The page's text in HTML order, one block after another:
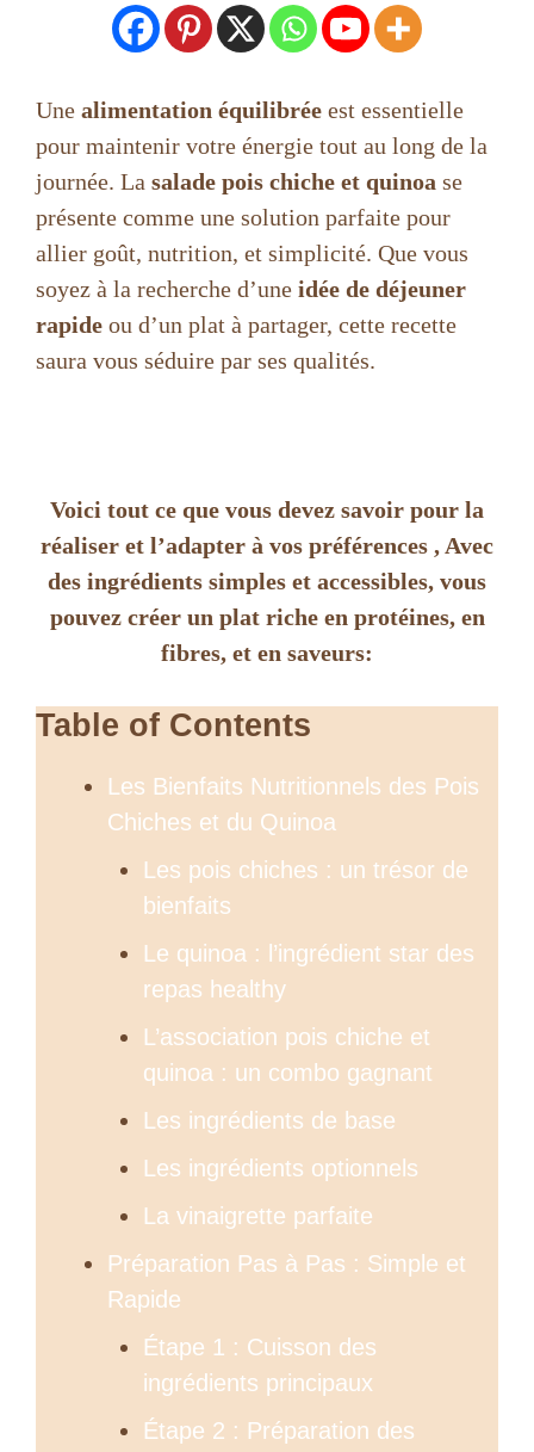
Une alimentation équilibrée est essentielle
pour maintenir votre énergie tout au long de la
journée. La salade pois chiche et quinoa se
présente comme une solution parfaite pour
allier goût, nutrition, et simplicité. Que vous
soyez à la recherche d’une idée de déjeuner
rapide ou d’un plat à partager, cette recette
saura vous séduire par ses qualités.
Voici tout ce que vous devez savoir pour la
réaliser et l’adapter à vos préférences , Avec
des ingrédients simples et accessibles, vous
pouvez créer un plat riche en protéines, en
fibres, et en saveurs:
Table of Contents
Les Bienfaits Nutritionnels des Pois
Chiches et du Quinoa
Les pois chiches : un trésor de
bienfaits
Le quinoa : l’ingrédient star des
repas healthy
L’association pois chiche et
quinoa : un combo gagnant
Les ingrédients de base
Les ingrédients optionnels
La vinaigrette parfaite
Préparation Pas à Pas : Simple et
Rapide
Étape 1 : Cuisson des
ingrédients principaux
Étape 2 : Préparation des